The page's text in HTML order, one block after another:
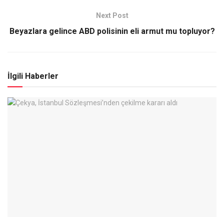
Next Post
Beyazlara gelince ABD polisinin eli armut mu topluyor?
İlgili Haberler